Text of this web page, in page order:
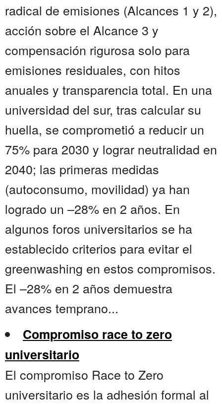
radical de emisiones (Alcances 1 y 2),
acción sobre el Alcance 3 y
compensación rigurosa solo para
emisiones residuales, con hitos
anuales y transparencia total. En una
universidad del sur, tras calcular su
huella, se comprometió a reducir un
75% para 2030 y lograr neutralidad en
2040; las primeras medidas
(autoconsumo, movilidad) ya han
logrado un –28% en 2 años. En
algunos foros universitarios se ha
establecido criterios para evitar el
greenwashing en estos compromisos.
El –28% en 2 años demuestra
avances temprano...
Compromiso race to zero
universitario
El compromiso Race to Zero
universitario es la adhesión formal al